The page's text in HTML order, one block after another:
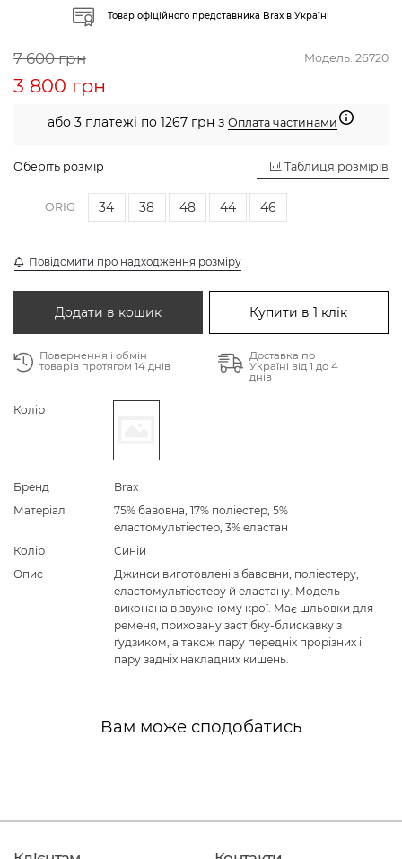
Товар офіційного представника Brax в Україні
Модель: 26720
7 600 грн
3 800 грн
або 3 платежі по 1267 грн з Оплата частинами
Оберіть розмір Таблиця розмірів
ORIG 34 38 48 44 46
Повідомити про надходження розміру
Додати в кошик Купити в 1 клік
Повернення і обмін
товарів протягом 14 днів
Доставка по
Україні від 1 до 4
днів
Колір
Бренд
Brax
Матеріал
75% бавовна, 17% поліестер, 5%
еластомультіестер, 3% еластан
Колір
Синій
Опис
Джинси виготовлені з бавовни, поліестеру,
еластомультіестеру й еластану. Модель
виконана в звуженому крої. Має шльовки для
ременя, приховану застібку-блискавку з
ґудзиком, а також пару передніх прорізних і
пару задніх накладних кишень.
Вам може сподобатись